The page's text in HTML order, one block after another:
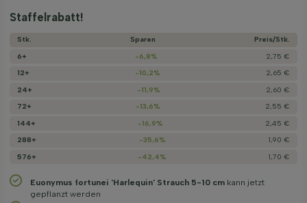
Staffelrabatt!
Stk. Sparen
Preis/­Stk.
6+
-6,8%
2,75 €
12+
-10,2%
2,65 €
24+
-11,9%
2,60 €
72+
-13,6%
2,55 €
144+
-16,9%
2,45 €
288+
-35,6%
1,90 €
576+
-42,4% 1,70 €
Euonymus fortunei 'Harlequin' Strauch 5-10 cm kann jetzt
gepflanzt werden